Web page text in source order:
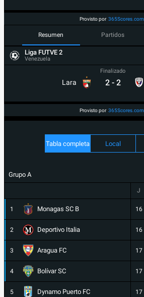
Provisto por 365Scores.com
Resumen Partidos
Liga FUTVE 2
Venezuela
Lara
Finalizado
2 - 2
Provisto por 365Scores.com
Tabla completa Local
Grupo A
J
1 Monagas SC B 16
2 Deportivo Italia 16
3 Aragua FC 17
4 Bolívar SC 17
5 Dynamo Puerto FC 17